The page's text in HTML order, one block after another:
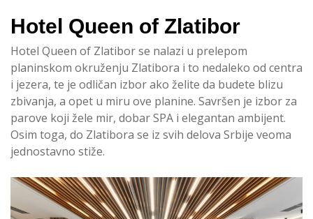
Hotel Queen of Zlatibor
Hotel Queen of Zlatibor se nalazi u prelepom
planinskom okruženju Zlatibora i to nedaleko od centra
i jezera, te je odličan izbor ako želite da budete blizu
zbivanja, a opet u miru ove planine. Savršen je izbor za
parove koji žele mir, dobar SPA i elegantan ambijent.
Osim toga, do Zlatibora se iz svih delova Srbije veoma
jednostavno stiže.